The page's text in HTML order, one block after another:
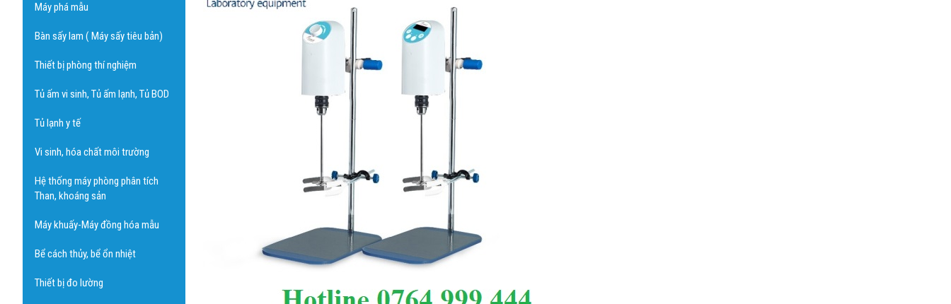
Máy phá mẫu
Bàn sấy lam ( Máy sấy tiêu bản)
Thiết bị phòng thí nghiệm
Tủ ấm vi sinh, Tủ ấm lạnh, Tủ BOD
Tủ lạnh y tế
Vi sinh, hóa chất môi trường
Hệ thống máy phòng phân tích
Than, khoáng sản
Máy khuấy-Máy đồng hóa mẫu
Bể cách thủy, bể ổn nhiệt
Thiết bị đo lường